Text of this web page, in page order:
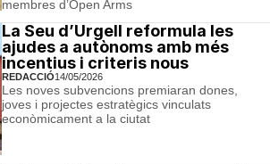
membres d’Open Arms
La Seu d’Urgell reformula les
ajudes a autònoms amb més
incentius i criteris nous
REDACCIÓ14/05/2026
Les noves subvencions premiaran dones,
joves i projectes estratègics vinculats
econòmicament a la ciutat